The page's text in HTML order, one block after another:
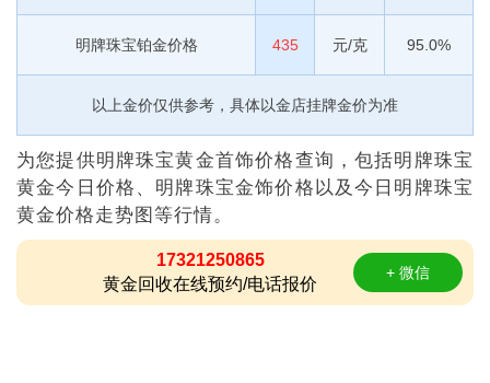
明牌珠宝铂金价格 435 元/克 95.0%
以上金价仅供参考，具体以金店挂牌金价为准
为您提供明牌珠宝黄金首饰价格查询，包括明牌珠宝
黄金今日价格、明牌珠宝金饰价格以及今日明牌珠宝
黄金价格走势图等行情。
17321250865
黄金回收在线预约/电话报价
+ 微信